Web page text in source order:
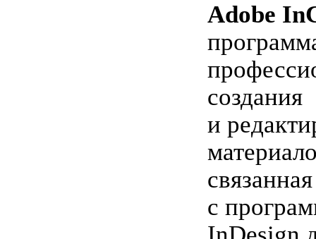
Adobe
создания
и
связанная
с